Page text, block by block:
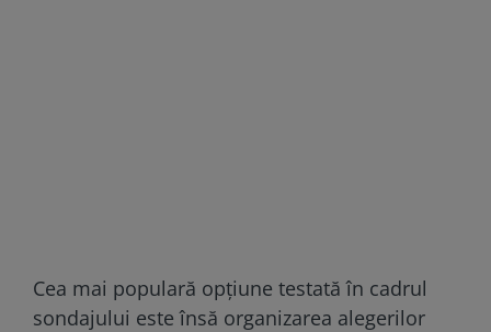
Cea mai populară opțiune testată în cadrul
sondajului este însă organizarea alegerilor